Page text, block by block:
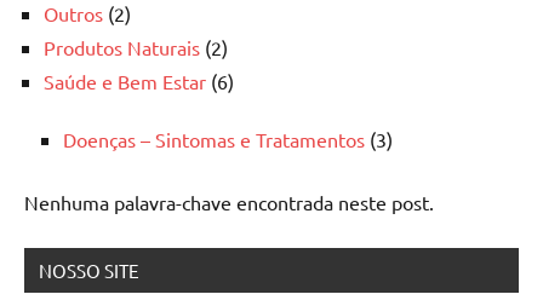
Outros (2)
Produtos Naturais (2)
Saúde e Bem Estar (6)
Doenças – Sintomas e Tratamentos (3)
Nenhuma palavra-chave encontrada neste post.
NOSSO SITE